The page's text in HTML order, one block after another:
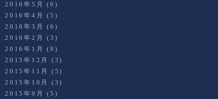
2016年5月
(6)
2016年4月
(5)
2016年3月
(6)
2016年2月
(3)
2016年1月
(8)
2015年12月
(3)
2015年11月
(5)
2015年10月
(3)
2015年9月
(5)